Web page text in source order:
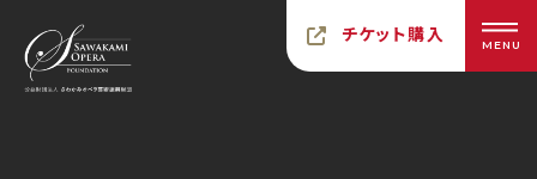
チケット購入 MENU